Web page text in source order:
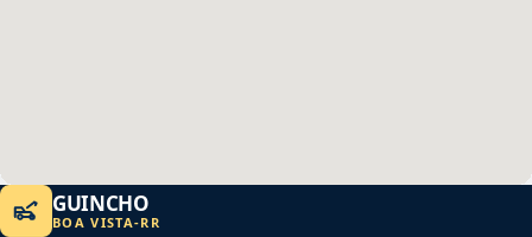
GUINCHO
BOA VISTA-RR